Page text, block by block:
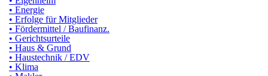
• Energie
• Erfolge für Mitglieder
• Fördermittel / Baufinanz.
• Gerichtsurteile
• Haus & Grund
• Haustechnik / EDV
• Klima